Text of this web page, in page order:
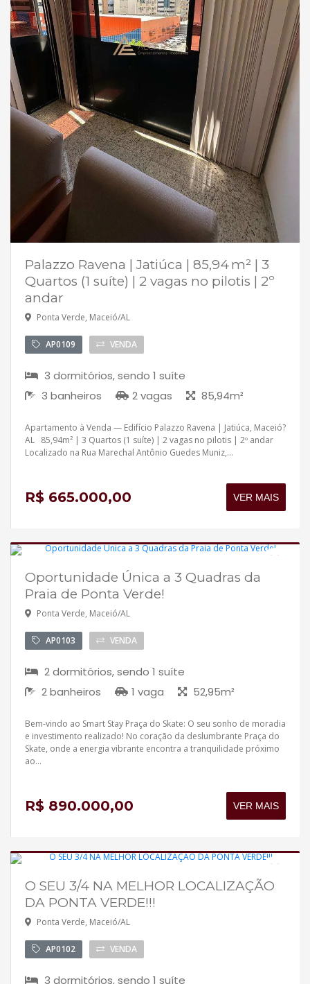
Palazzo Ravena | Jatiúca | 85,94 m² | 3
Quartos (1 suíte) | 2 vagas no pilotis | 2º
andar
Ponta Verde, Maceió/AL
AP0109 VENDA
3 dormitórios, sendo 1 suíte
3 banheiros
2 vagas 85,94m²
Apartamento à Venda — Edifício Palazzo Ravena | Jatiúca, Maceió?
AL 85,94m² | 3 Quartos (1 suíte) | 2 vagas no pilotis | 2º andar
Localizado na Rua Marechal Antônio Guedes Muniz,...
R$ 665.000,00 VER MAIS
Oportunidade Única a 3 Quadras da
Praia de Ponta Verde!
Ponta Verde, Maceió/AL
AP0103 VENDA
2 dormitórios, sendo 1 suíte
2 banheiros
1 vaga 52,95m²
Bem-vindo ao Smart Stay Praça do Skate: O seu sonho de moradia
e investimento realizado! No coração da deslumbrante Praça do
Skate, onde a energia vibrante encontra a tranquilidade próximo
ao...
R$ 890.000,00 VER MAIS
O SEU 3/4 NA MELHOR LOCALIZAÇÃO
DA PONTA VERDE!!!
Ponta Verde, Maceió/AL
AP0102 VENDA
3 dormitórios, sendo 1 suíte